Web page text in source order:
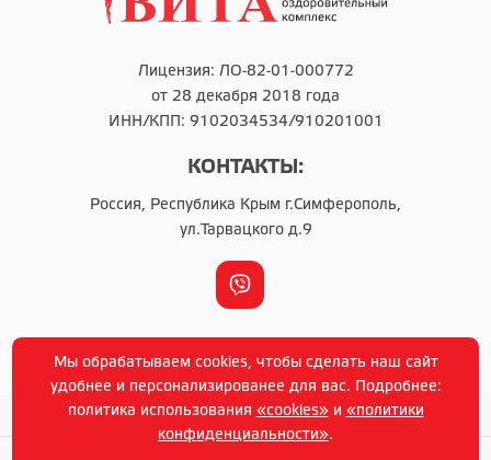
Лицензия: ЛО-82-01-000772
от 28 декабря 2018 года
ИНН/КПП: 9102034534/910201001
КОНТАКТЫ:
Россия, Республика Крым г.Симферополь,
ул.Тарвацкого д.9
г. Симферополь © Copyright 2014-2021 г
Политика конфиденциальности
Мы обрабатываем cookies, чтобы сделать наш сайт
удобнее и персонализированее для вас. Подробнее:
политика использования «cookies» и «политики
конфиденциальности».